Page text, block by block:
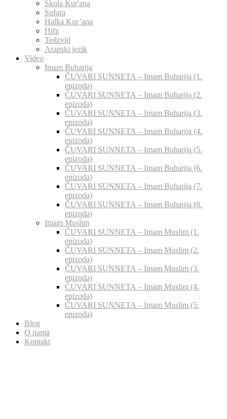
Skola Kur'ana
Sufara
Halka Kur’ana
Hifz
Tedzvid
Arapski jezik
Video
Imam Buharija
ČUVARI SUNNETA – Imam Buharija (1.
epizoda)
ČUVARI SUNNETA – Imam Buharija (2.
epizoda)
ČUVARI SUNNETA – Imam Buharija (3.
epizoda)
ČUVARI SUNNETA – Imam Buharija (4.
epizoda)
ČUVARI SUNNETA – Imam Buharija (5.
epizoda)
ČUVARI SUNNETA – Imam Buharija (6.
epizoda)
ČUVARI SUNNETA – Imam Buharija (7.
epizoda)
ČUVARI SUNNETA – Imam Buharija (8.
epizoda)
Imam Muslim
ČUVARI SUNNETA – Imam Muslim (1.
epizoda)
ČUVARI SUNNETA – Imam Muslim (2.
epizoda)
ČUVARI SUNNETA – Imam Muslim (3.
epizoda)
ČUVARI SUNNETA – Imam Muslim (4.
epizoda)
ČUVARI SUNNETA – Imam Muslim (5.
epizoda)
Blog
O nama
Kontakt